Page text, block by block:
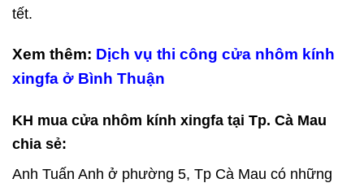
tết.
Xem thêm: Dịch vụ thi công cửa nhôm kính
xingfa ở Bình Thuận
KH mua cửa nhôm kính xingfa tại Tp. Cà Mau
chia sẻ:
Anh Tuấn Anh ở phường 5, Tp Cà Mau có những